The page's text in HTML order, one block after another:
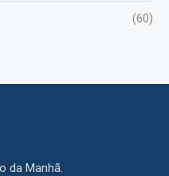
(60)
da Manhã.